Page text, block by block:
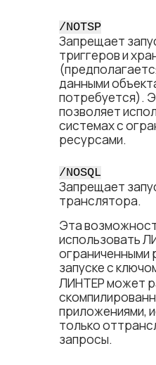
/NOTSP
Запрещает
триггеров и
данными
потребуется).
позволяет
системах с
ресурсами.
/NOSQL
Запрещает
транслятора.
Эта
использовать
ограниченными
запуске с
ЛИНТЕР может
приложениями,
только
запросы.